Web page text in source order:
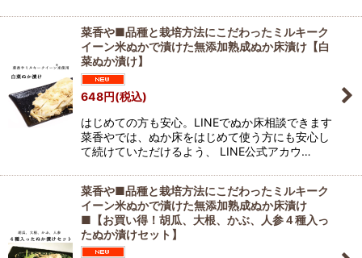
菜香や■品種と栽培方法にこだわったミルキーク
イーン米ぬかで漬けた無添加熟成ぬか床漬け【白
菜ぬか漬け】
648円(税込)
はじめての方も安心。LINEでぬか床相談できます
菜香やでは、ぬか床をはじめて使う方にも安心し
て続けていただけるよう、 LINE公式アカウ…
菜香や■品種と栽培方法にこだわったミルキーク
イーン米ぬかで漬けた無添加熟成ぬか床漬け
■【お買い得！胡瓜、大根、かぶ、人参４種入っ
たぬか漬けセット】